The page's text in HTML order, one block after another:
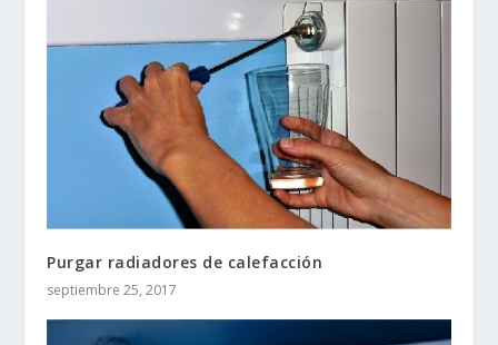
Purgar radiadores de calefacción
septiembre 25, 2017